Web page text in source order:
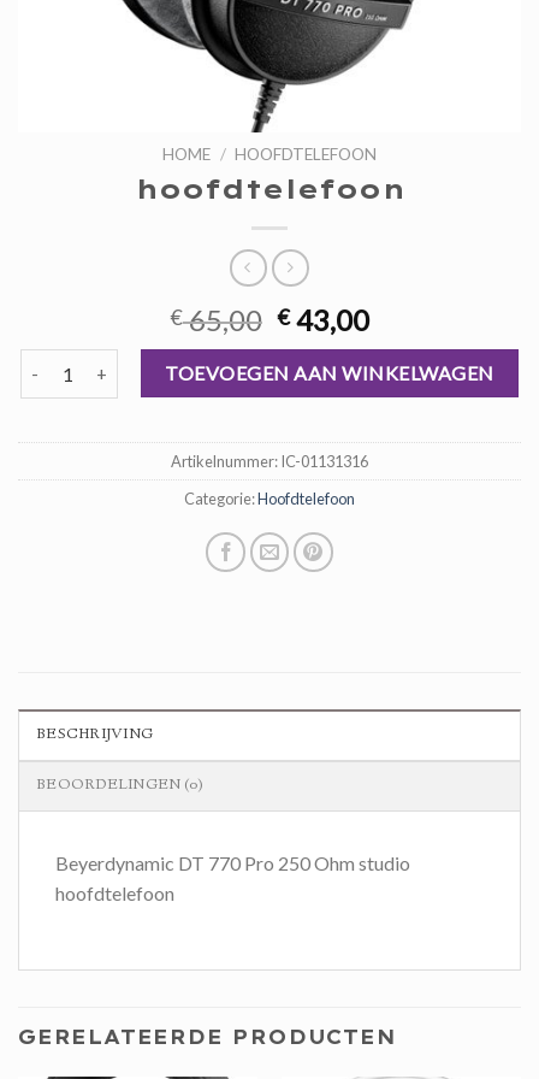
HOME / HOOFDTELEFOON
hoofdtelefoon
€65,00 Oorspronkelijke
prijs
was:
€ 65,00.
€43,00Huidige
prijs
is:
€ 43,00.
hoofdtelefoon aantalTOEVOEGEN AAN WINKELWAGEN
Artikelnummer:IC-01131316
Categorie:Hoofdtelefoon
BESCHRIJVING
BEOORDELINGEN (0)
Beyerdynamic DT 770 Pro 250 Ohm studio
hoofdtelefoon
GERELATEERDE PRODUCTEN